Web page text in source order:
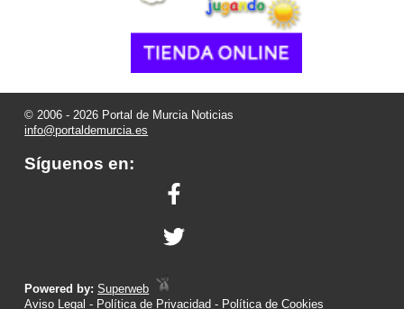
© 2006 - 2026 Portal de Murcia Noticias
info@portaldemurcia.es
Síguenos en:
Powered by:Superweb
Aviso Legal - Política de Privacidad - Política de Cookies